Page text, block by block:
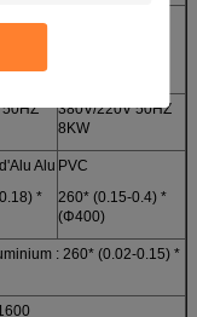
ou la consommation
380V/220V 50HZ
8KW
Alu
*
PVC
260* (0.15-0.4) *
(Φ400)
: 260* (0.02-0.15) *